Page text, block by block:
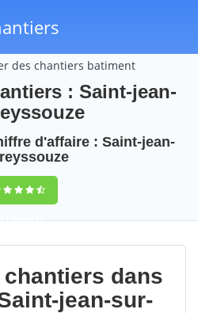
des chantiers batiment
: Saint-jean-
d'affaire : Saint-jean-
(100%)57
votes
dans
jean-sur-